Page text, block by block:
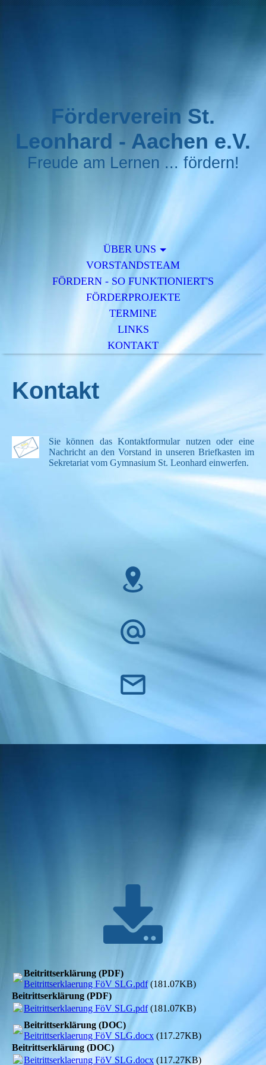
Förderverein St.
Leonhard - Aachen e.V.
Freude am Lernen ... fördern!
ÜBER UNS
VORSTANDSTEAM
FÖRDERN - SO FUNKTIONIERT'S
FÖRDERPROJEKTE
TERMINE
LINKS
KONTAKT
Kontakt
Sie können das Kontaktformular nutzen oder eine
Nachricht an den Vorstand in unseren Briefkasten im
Sekretariat vom Gymnasium St. Leonhard einwerfen.
Beitrittserklärung (PDF)
Beitrittserklaerung FöV SLG.pdf(181.07KB)
Beitrittserklärung (PDF)
Beitrittserklaerung FöV SLG.pdf(181.07KB)
Beitrittserklärung (DOC)
Beitrittserklaerung FöV SLG.docx (117.27KB)
Beitrittserklärung (DOC)
Beitrittserklaerung FöV SLG.docx (117.27KB)